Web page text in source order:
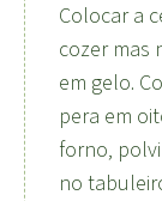
Colocar a
cozer mas
em gelo.
pera em
forno,
no